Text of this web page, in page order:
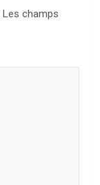
Les champs